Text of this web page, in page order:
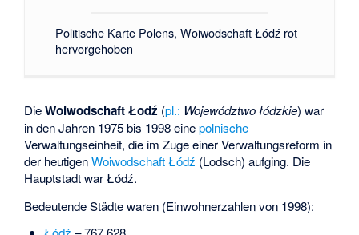
Politische Karte Polens, Woiwodschaft Łódź rot
hervorgehoben
DieWoiwodschaft Łodź (pl.: Województwo łódzkie) war
in den Jahren 1975 bis 1998 einepolnische
Verwaltungseinheit, die im Zuge einer Verwaltungsreform in
der heutigenWoiwodschaft Łódź (Lodsch) aufging. Die
Hauptstadt war Łódź.
Bedeutende Städte waren (Einwohnerzahlen von 1998):